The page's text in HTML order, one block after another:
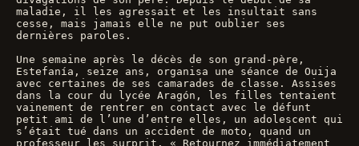
maladie, il les agressait et les insultait sans
cesse, mais jamais elle ne put oublier ses
dernières paroles.
Une semaine après le décès de son grand-père,
Estefanía, seize ans, organisa une séance de Ouija
avec certaines de ses camarades de classe. Assises
dans la cour du lycée Aragón, les filles tentaient
vainement de rentrer en contact avec le défunt
petit ami de l’une d’entre elles, un adolescent qui
s’était tué dans un accident de moto, quand un
professeur les surprit. « Retournez immédiatement